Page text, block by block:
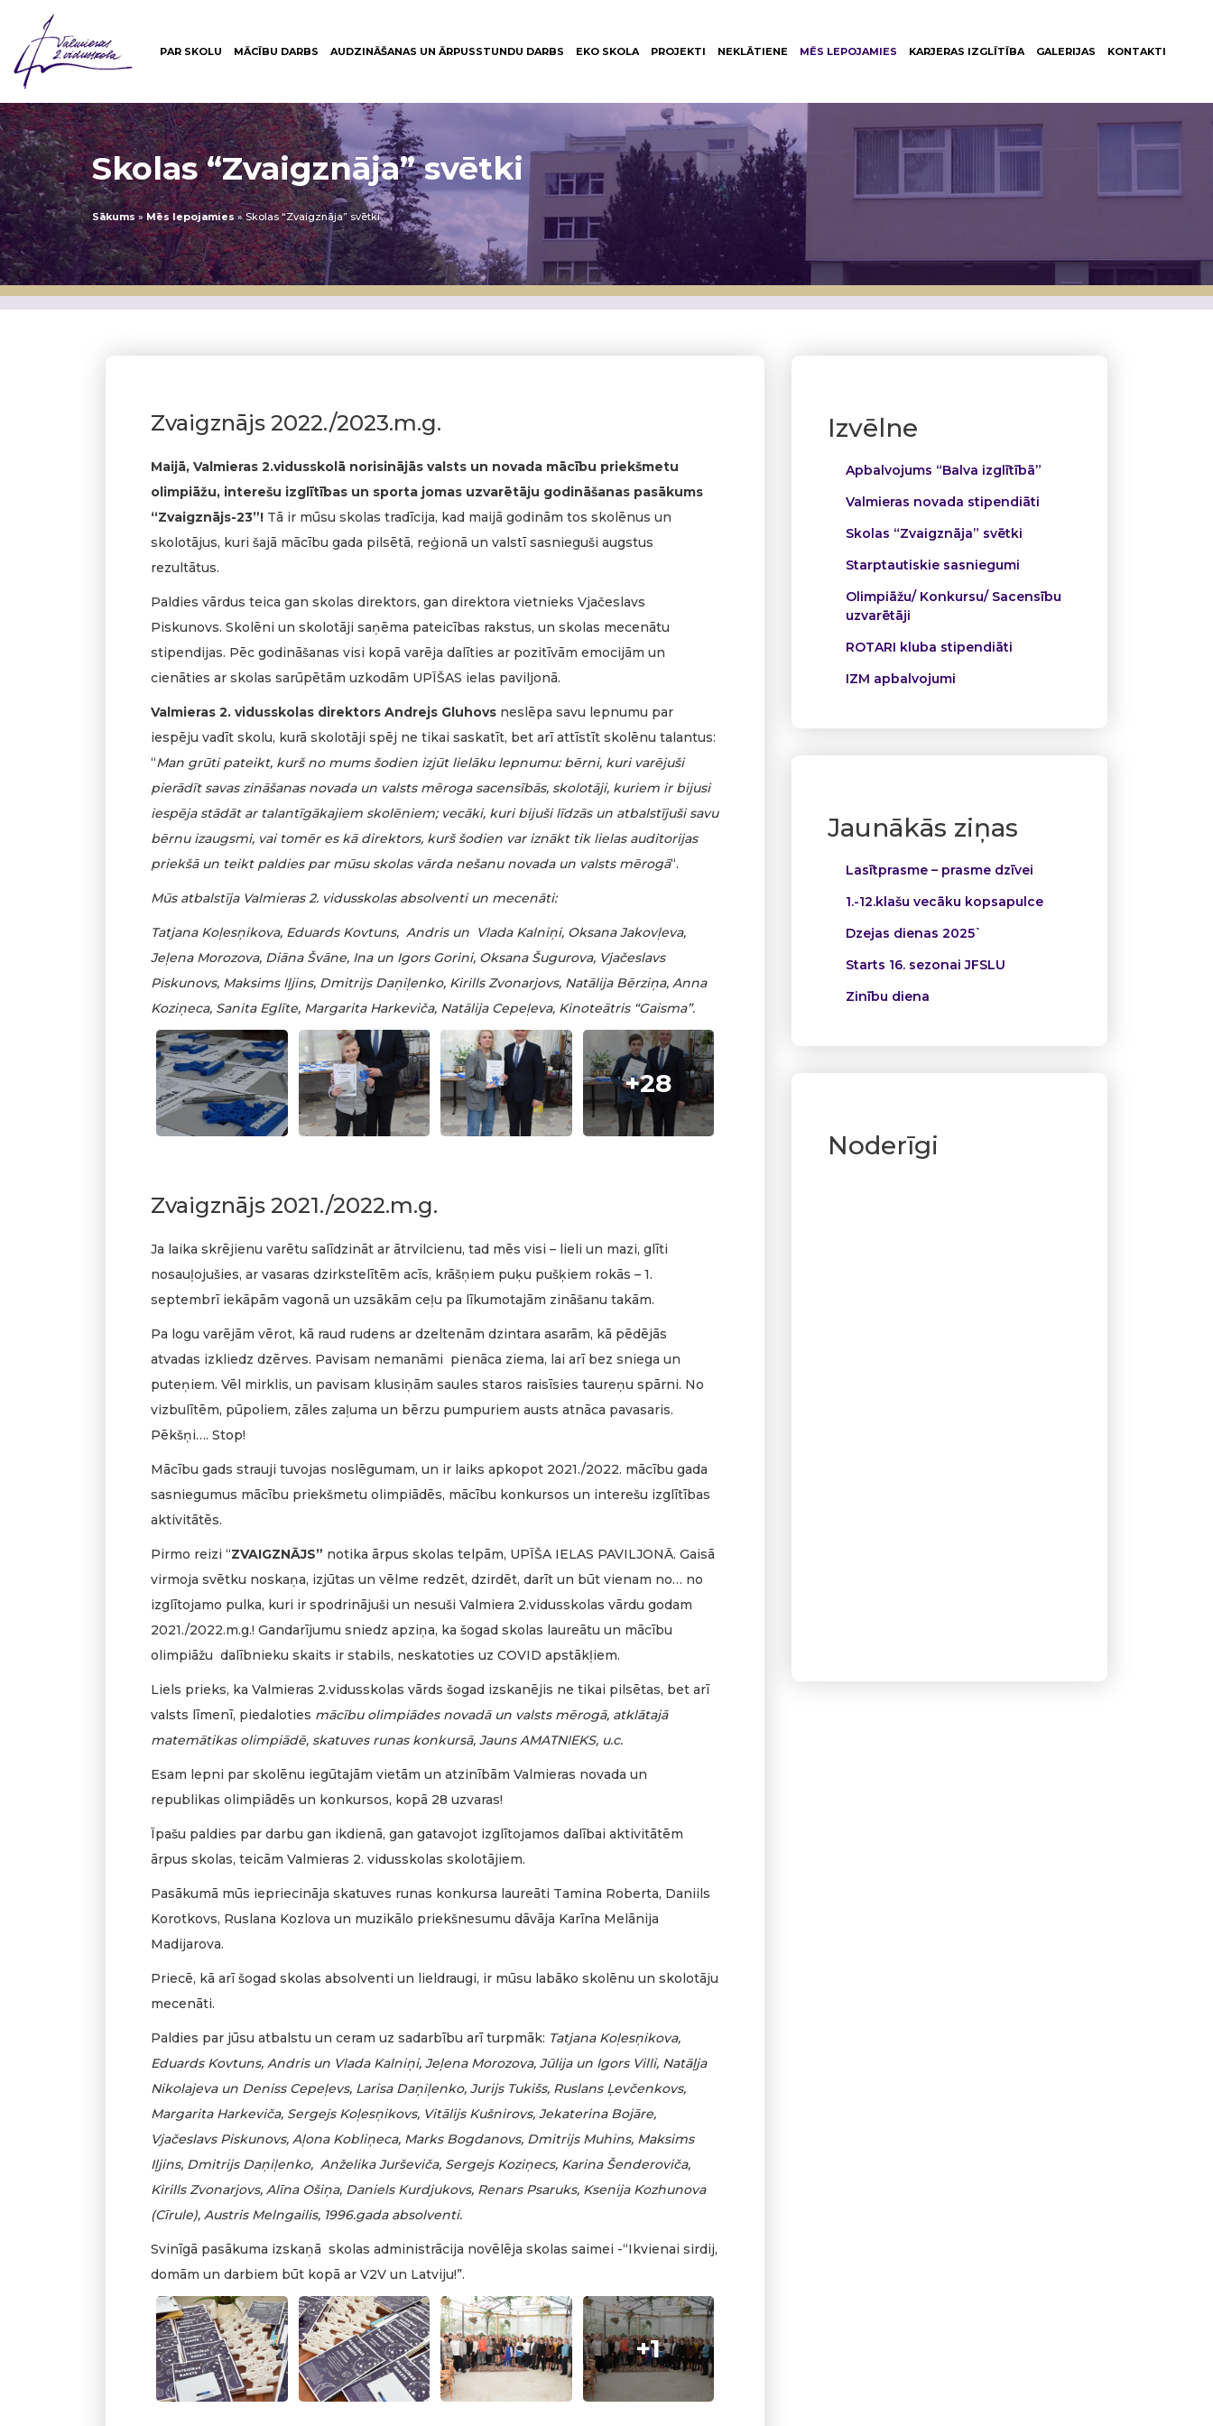
PAR SKOLU MĀCĪBU DARBS AUDZINĀŠANAS UN ĀRPUSSTUNDU DARBS EKO SKOLA PROJEKTI NEKLĀTIENE MĒS LEPOJAMIES KARJERAS IZGLĪTĪBA GALERIJAS KONTAKTI
Skolas “Zvaigznāja” svētki
Sākums»Mēs lepojamies »Skolas “Zvaigznāja” svētki
Izvēlne
Apbalvojums “Balva izglītībā”
Valmieras novada stipendiāti
Skolas “Zvaigznāja” svētki
Starptautiskie sasniegumi
Olimpiāžu/ Konkursu/ Sacensību
uzvarētāji
ROTARI kluba stipendiāti
IZM apbalvojumi
Jaunākās ziņas
Lasītprasme – prasme dzīvei
1.-12.klašu vecāku kopsapulce
Dzejas dienas 2025`
Starts 16. sezonai JFSLU
Zinību diena
Noderīgi
Zvaigznājs 2022./2023.m.g.
Maijā, Valmieras 2.vidusskolā norisinājās valsts un novada mācību priekšmetu
olimpiāžu, interešu izglītības un sporta jomas uzvarētāju godināšanas pasākums
“Zvaigznājs-23”! Tā ir mūsu skolas tradīcija, kad maijā godinām tos skolēnus un
skolotājus, kuri šajā mācību gada pilsētā, reģionā un valstī sasnieguši augstus
rezultātus.
Paldies vārdus teica gan skolas direktors, gan direktora vietnieks Vjačeslavs
Piskunovs. Skolēni un skolotāji saņēma pateicības rakstus, un skolas mecenātu
stipendijas. Pēc godināšanas visi kopā varēja dalīties ar pozitīvām emocijām un
cienāties ar skolas sarūpētām uzkodām UPĪŠAS ielas paviljonā.
Valmieras 2. vidusskolas direktors Andrejs Gluhovs neslēpa savu lepnumu par
iespēju vadīt skolu, kurā skolotāji spēj ne tikai saskatīt, bet arī attīstīt skolēnu talantus:
“Man grūti pateikt, kurš no mums šodien izjūt lielāku lepnumu: bērni, kuri varējuši
pierādīt savas zināšanas novada un valsts mēroga sacensībās, skolotāji, kuriem ir bijusi
iespēja stādāt ar talantīgākajiem skolēniem; vecāki, kuri bijuši līdzās un atbalstījuši savu
bērnu izaugsmi, vai tomēr es kā direktors, kurš šodien var iznākt tik lielas auditorijas
priekšā un teikt paldies par mūsu skolas vārda nešanu novada un valsts mērogā“.
Mūs atbalstīja Valmieras 2. vidusskolas absolventi un mecenāti:
Tatjana Koļesņikova, Eduards Kovtuns, Andris un Vlada Kalniņi, Oksana Jakovļeva,
Jeļena Morozova, Diāna Švāne, Ina un Igors Gorini, Oksana Šugurova, Vjačeslavs
Piskunovs, Maksims Iļjins, Dmitrijs Daņiļenko, Kirills Zvonarjovs, Natālija Bērziņa, Anna
Koziņeca, Sanita Eglīte, Margarita Harkeviča, Natālija Cepeļeva, Kinoteātris “Gaisma”.
+28
Zvaigznājs 2021./2022.m.g.
Ja laika skrējienu varētu salīdzināt ar ātrvilcienu, tad mēs visi – lieli un mazi, glīti
nosauļojušies, ar vasaras dzirkstelītēm acīs, krāšņiem puķu pušķiem rokās – 1.
septembrī iekāpām vagonā un uzsākām ceļu pa līkumotajām zināšanu takām.
Pa logu varējām vērot, kā raud rudens ar dzeltenām dzintara asarām, kā pēdējās
atvadas izkliedz dzērves. Pavisam nemanāmi pienāca ziema, lai arī bez sniega un
puteņiem. Vēl mirklis, un pavisam klusiņām saules staros raisīsies taureņu spārni. No
vizbulītēm, pūpoliem, zāles zaļuma un bērzu pumpuriem austs atnāca pavasaris.
Pēkšņi…. Stop!
Mācību gads strauji tuvojas noslēgumam, un ir laiks apkopot 2021./2022. mācību gada
sasniegumus mācību priekšmetu olimpiādēs, mācību konkursos un interešu izglītības
aktivitātēs.
Pirmo reizi “ZVAIGZNĀJS” notika ārpus skolas telpām, UPĪŠA IELAS PAVILJONĀ. Gaisā
virmoja svētku noskaņa, izjūtas un vēlme redzēt, dzirdēt, darīt un būt vienam no… no
izglītojamo pulka, kuri ir spodrinājuši un nesuši Valmiera 2.vidusskolas vārdu godam
2021./2022.m.g.! Gandarījumu sniedz apziņa, ka šogad skolas laureātu un mācību
olimpiāžu dalībnieku skaits ir stabils, neskatoties uz COVID apstākļiem.
Liels prieks, ka Valmieras 2.vidusskolas vārds šogad izskanējis ne tikai pilsētas, bet arī
valsts līmenī, piedaloties mācību olimpiādes novadā un valsts mērogā, atklātajā
matemātikas olimpiādē, skatuves runas konkursā, Jauns AMATNIEKS, u.c.
Esam lepni par skolēnu iegūtajām vietām un atzinībām Valmieras novada un
republikas olimpiādēs un konkursos, kopā 28 uzvaras!
Īpašu paldies par darbu gan ikdienā, gan gatavojot izglītojamos dalībai aktivitātēm
ārpus skolas, teicām Valmieras 2. vidusskolas skolotājiem.
Pasākumā mūs iepriecināja skatuves runas konkursa laureāti Tamina Roberta, Daniils
Korotkovs, Ruslana Kozlova un muzikālo priekšnesumu dāvāja Karīna Melānija
Madijarova.
Priecē, kā arī šogad skolas absolventi un lieldraugi, ir mūsu labāko skolēnu un skolotāju
mecenāti.
Paldies par jūsu atbalstu un ceram uz sadarbību arī turpmāk: Tatjana Koļesņikova,
Eduards Kovtuns, Andris un Vlada Kalniņi, Jeļena Morozova, Jūlija un Igors Villi, Natāļja
Nikolajeva un Deniss Cepeļevs, Larisa Daņiļenko, Jurijs Tukišs, Ruslans Ļevčenkovs,
Margarita Harkeviča, Sergejs Koļesņikovs, Vitālijs Kušnirovs, Jekaterina Bojāre,
Vjačeslavs Piskunovs, Aļona Kobliņeca, Marks Bogdanovs, Dmitrijs Muhins, Maksims
Iļjins, Dmitrijs Daņiļenko, Anželika Jurševiča, Sergejs Koziņecs, Karina Šenderoviča,
Kirills Zvonarjovs, Alīna Ošiņa, Daniels Kurdjukovs, Renars Psaruks, Ksenija Kozhunova
(Cīrule), Austris Melngailis, 1996.gada absolventi.
Svinīgā pasākuma izskaņā skolas administrācija novēlēja skolas saimei -“Ikvienai sirdij,
domām un darbiem būt kopā ar V2V un Latviju!”.
+1